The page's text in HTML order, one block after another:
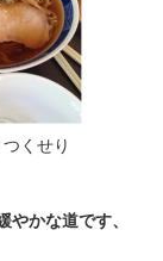
くせり
かな道です、